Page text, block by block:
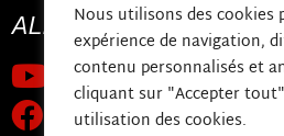
Nous utilisons des
expérience de navigation,
contenu personnalisés et
cliquant sur "Accepter
utilisation des cookies.
ALLONSCONNECTER
Chaîne Youtube
la page Facebook